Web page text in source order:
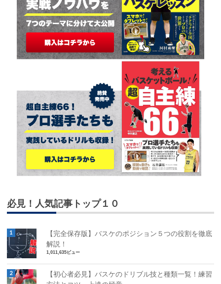
必見！人気記事トップ１０
【完全保存版】バスケのポジション５つの役割を徹底
解説！
1,011,635ビュー
【初心者必見】バスケのドリブル技と種類一覧！練習